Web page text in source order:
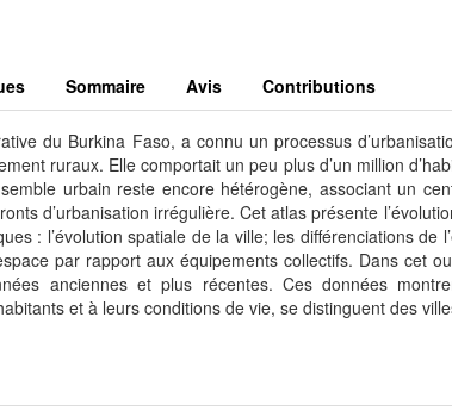
Sommaire Avis Contributions
du Burkina Faso, a connu un processus
ruraux. Elle comportait un peu plus d’un million
urbain reste encore hétérogène, associant un
d’urbanisation irrégulière. Cet atlas présente
: l’évolution spatiale de la ville; les différenciations de
par rapport aux équipements collectifs. Dans cet
anciennes et plus récentes. Ces données
et à leurs conditions de vie, se distinguent des